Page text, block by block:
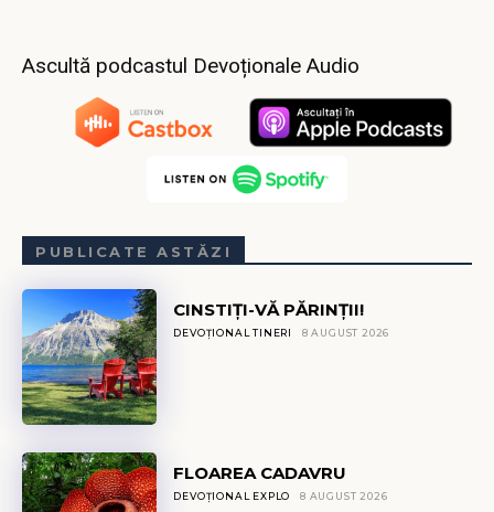
Ascultă podcastul Devoționale Audio
PUBLICATE ASTĂZI
CINSTIȚI-VĂ PĂRINȚII!
DEVOȚIONAL TINERI 8 AUGUST 2026
FLOAREA CADAVRU
DEVOȚIONAL EXPLO 8 AUGUST 2026